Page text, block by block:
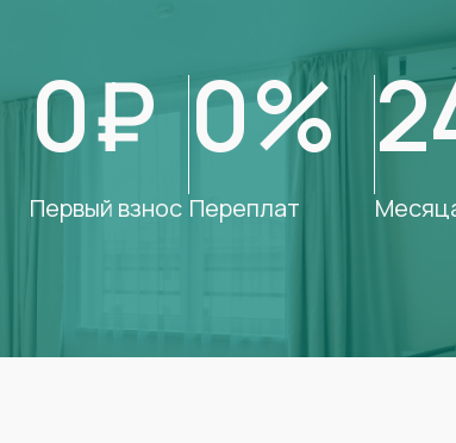
0₽
Первый взнос
0%
Переплат